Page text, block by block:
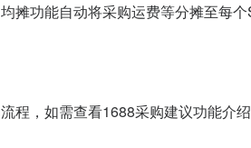
摊功能自动将采购运费等分摊至每
程，如需查看1688采购建议功能介